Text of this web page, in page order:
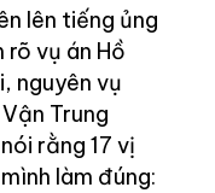
lên tiếng ủng
vụ án Hồ
nguyên vụ
Trung
rằng 17 vị
làm đúng: